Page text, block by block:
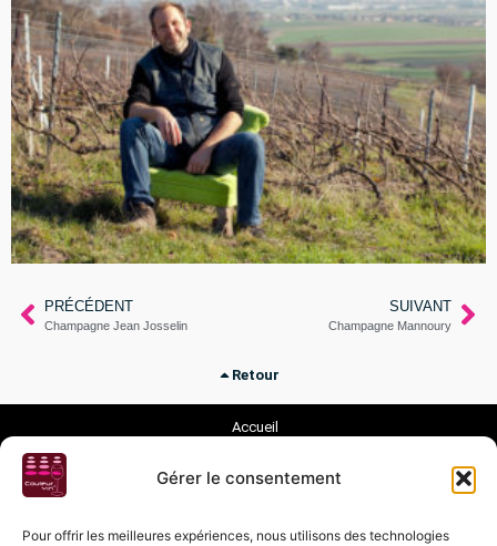
Gérer le consentement
Pour offrir les meilleures expériences, nous utilisons des technologies
PRÉCÉDENT
Champagne Jean Josselin
SUIVANT
Champagne Mannoury
Retour
Accueil
Dégustations